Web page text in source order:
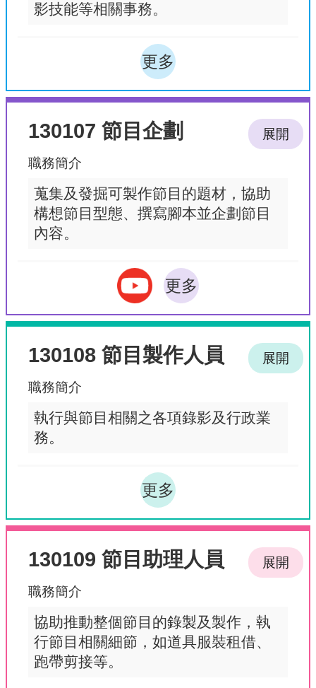
影技能等相關事務。
更多
130107 節目企劃
職務簡介
蒐集及發掘可製作節目的題材，協助
構想節目型態、撰寫腳本並企劃節目
內容。
更多
展開
130108 節目製作人員
職務簡介
執行與節目相關之各項錄影及行政業
務。
更多
展開
130109 節目助理人員
職務簡介
協助推動整個節目的錄製及製作，執
行節目相關細節，如道具服裝租借、
跑帶剪接等。
展開